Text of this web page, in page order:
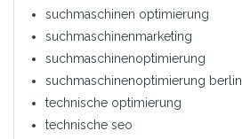
suchmaschinen optimierung
suchmaschinenmarketing
suchmaschinenoptimierung
suchmaschinenoptimierung berlin
technische optimierung
technische seo